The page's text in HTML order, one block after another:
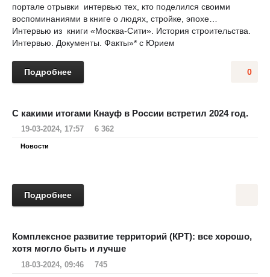
портале отрывки интервью тех, кто поделился своими
воспоминаниями в книге о людях, стройке, эпохе…
Интервью из книги «Москва-Сити». История строительства.
Интервью. Документы. Факты»* с Юрием
0
Подробнее
С какими итогами Кнауф в России встретил 2024 год.
19-03-2024, 17:57 6 362
Новости
Подробнее
Комплексное развитие территорий (КРТ): все хорошо,
хотя могло быть и лучше
18-03-2024, 09:46 745